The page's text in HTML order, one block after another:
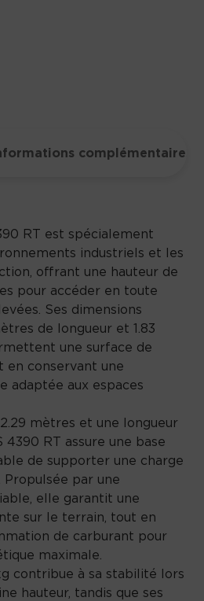
complémentaires
RT est spécialement
industriels et les
offrant une hauteur de
pour accéder en toute
Ses dimensions
de longueur et 1.83
une surface de
en conservant une
adaptée aux espaces
mètres et une longueur
4390 RT assure une base
de supporter une charge
par une
elle garantit une
sur le terrain, tout en
de carburant pour
maximale.
contribue à sa stabilité lors
hauteur, tandis que ses